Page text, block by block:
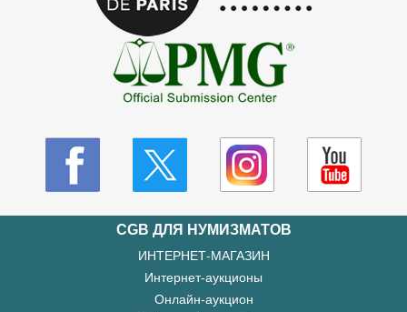
CGB ДЛЯ НУМИЗМАТОВ
ИНТЕРНЕТ-МАГАЗИН
Интернет-аукционы
Онлайн-аукцион